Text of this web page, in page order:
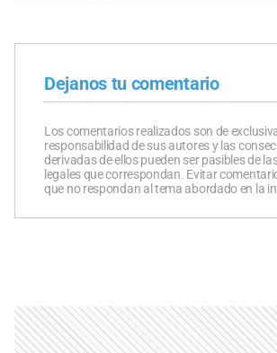
Dejanos tu comentario
Los comentarios realizados son de
responsabilidad de sus autores y las
derivadas de ellos pueden ser pasibles de
legales que correspondan. Evitar
que no respondan al tema abordado en la